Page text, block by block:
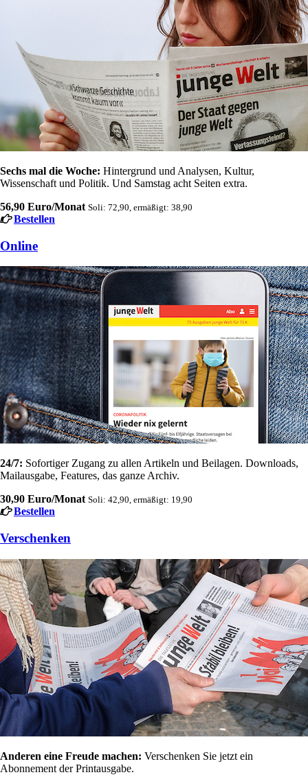
Sechs mal die Woche: Hintergrund und Analysen, Kultur,
Wissenschaft und Politik. Und Samstag acht Seiten extra.
56,90 Euro/Monat Soli: 72,90, ermäßigt: 38,90
Bestellen
Online
24/7: Sofortiger Zugang zu allen Artikeln und Beilagen. Downloads,
Mailausgabe, Features, das ganze Archiv.
30,90 Euro/Monat Soli: 42,90, ermäßigt: 19,90
Bestellen
Verschenken
Anderen eine Freude machen: Verschenken Sie jetzt ein
Abonnement der Printausgabe.